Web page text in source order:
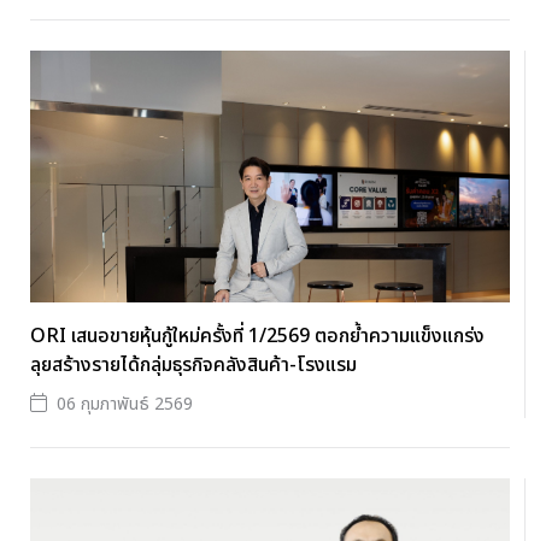
ORI เสนอขายหุ้นกู้ใหม่ครั้งที่ 1/2569 ตอกย้ำความแข็งแกร่ง
ลุยสร้างรายได้กลุ่มธุรกิจคลังสินค้า-โรงแรม
06 กุมภาพันธ์ 2569